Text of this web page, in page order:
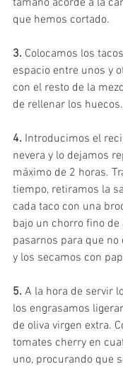
tamaño acorde a la
que hemos cortado.
3. Colocamos los
espacio entre unos y
con el resto de la
de rellenar los huecos.
4. Introducimos el
nevera y lo dejamos
máximo de 2 horas.
tiempo, retiramos la
cada taco con una
bajo un chorro fino de
pasarnos para que no
y los secamos con
5. A la hora de servir
los engrasamos
de oliva virgen extra.
tomates cherry en
uno, procurando que